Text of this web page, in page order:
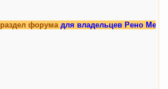
форумадля владельцев Рено Меган 3.